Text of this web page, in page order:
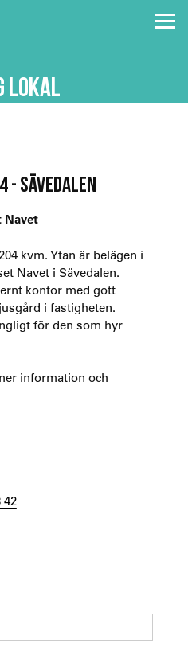
LOKAL
- SÄVEDALEN
Navet
kvm. Ytan är belägen i
Navet i Sävedalen.
kontor med gott
i fastigheten.
för den som hyr
information och
42